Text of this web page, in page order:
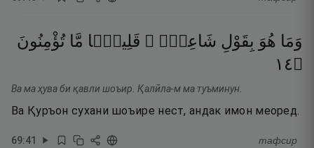
وَمَا هُوَ بِقَوْلِ شَاعِرٍۢ ۚ قَلِيلًۭا مَّا تُؤْمِنُونَ
۝٤١
Ва ма ҳува би қавли шоъир. Қалӣла-м ма туъминун.
Ва Қуръон сухани шоъире нест, андак имон меоред.
69:41 тафсир